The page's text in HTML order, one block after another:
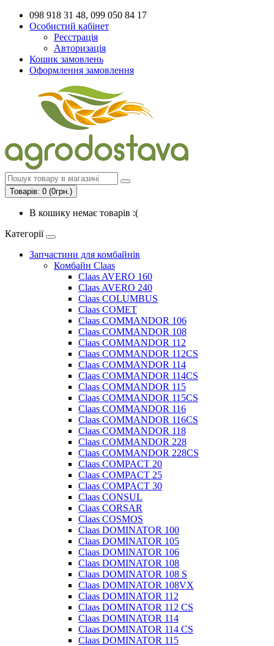
098 918 31 48, 099 050 84 17
Особистий кабінет
Реєстрація
Авторизація
Кошик замовлень
Оформлення замовлення
Товарів: 0 (0грн.)
В кошику немає товарів :(
Категорії
Запчастини для комбайнів
Комбайн Claas
Claas AVERO 160
Claas AVERO 240
Claas COLUMBUS
Claas COMET
Claas COMMANDOR 106
Claas COMMANDOR 108
Claas COMMANDOR 112
Claas COMMANDOR 112CS
Claas COMMANDOR 114
Claas COMMANDOR 114CS
Claas COMMANDOR 115
Claas COMMANDOR 115CS
Claas COMMANDOR 116
Claas COMMANDOR 116CS
Claas COMMANDOR 118
Claas COMMANDOR 228
Claas COMMANDOR 228CS
Claas COMPACT 20
Claas COMPACT 25
Claas COMPACT 30
Claas CONSUL
Claas CORSAR
Claas COSMOS
Claas DOMINATOR 100
Claas DOMINATOR 105
Claas DOMINATOR 106
Claas DOMINATOR 108
Claas DOMINATOR 108 S
Claas DOMINATOR 108VX
Claas DOMINATOR 112
Claas DOMINATOR 112 CS
Claas DOMINATOR 114
Claas DOMINATOR 114 CS
Claas DOMINATOR 115